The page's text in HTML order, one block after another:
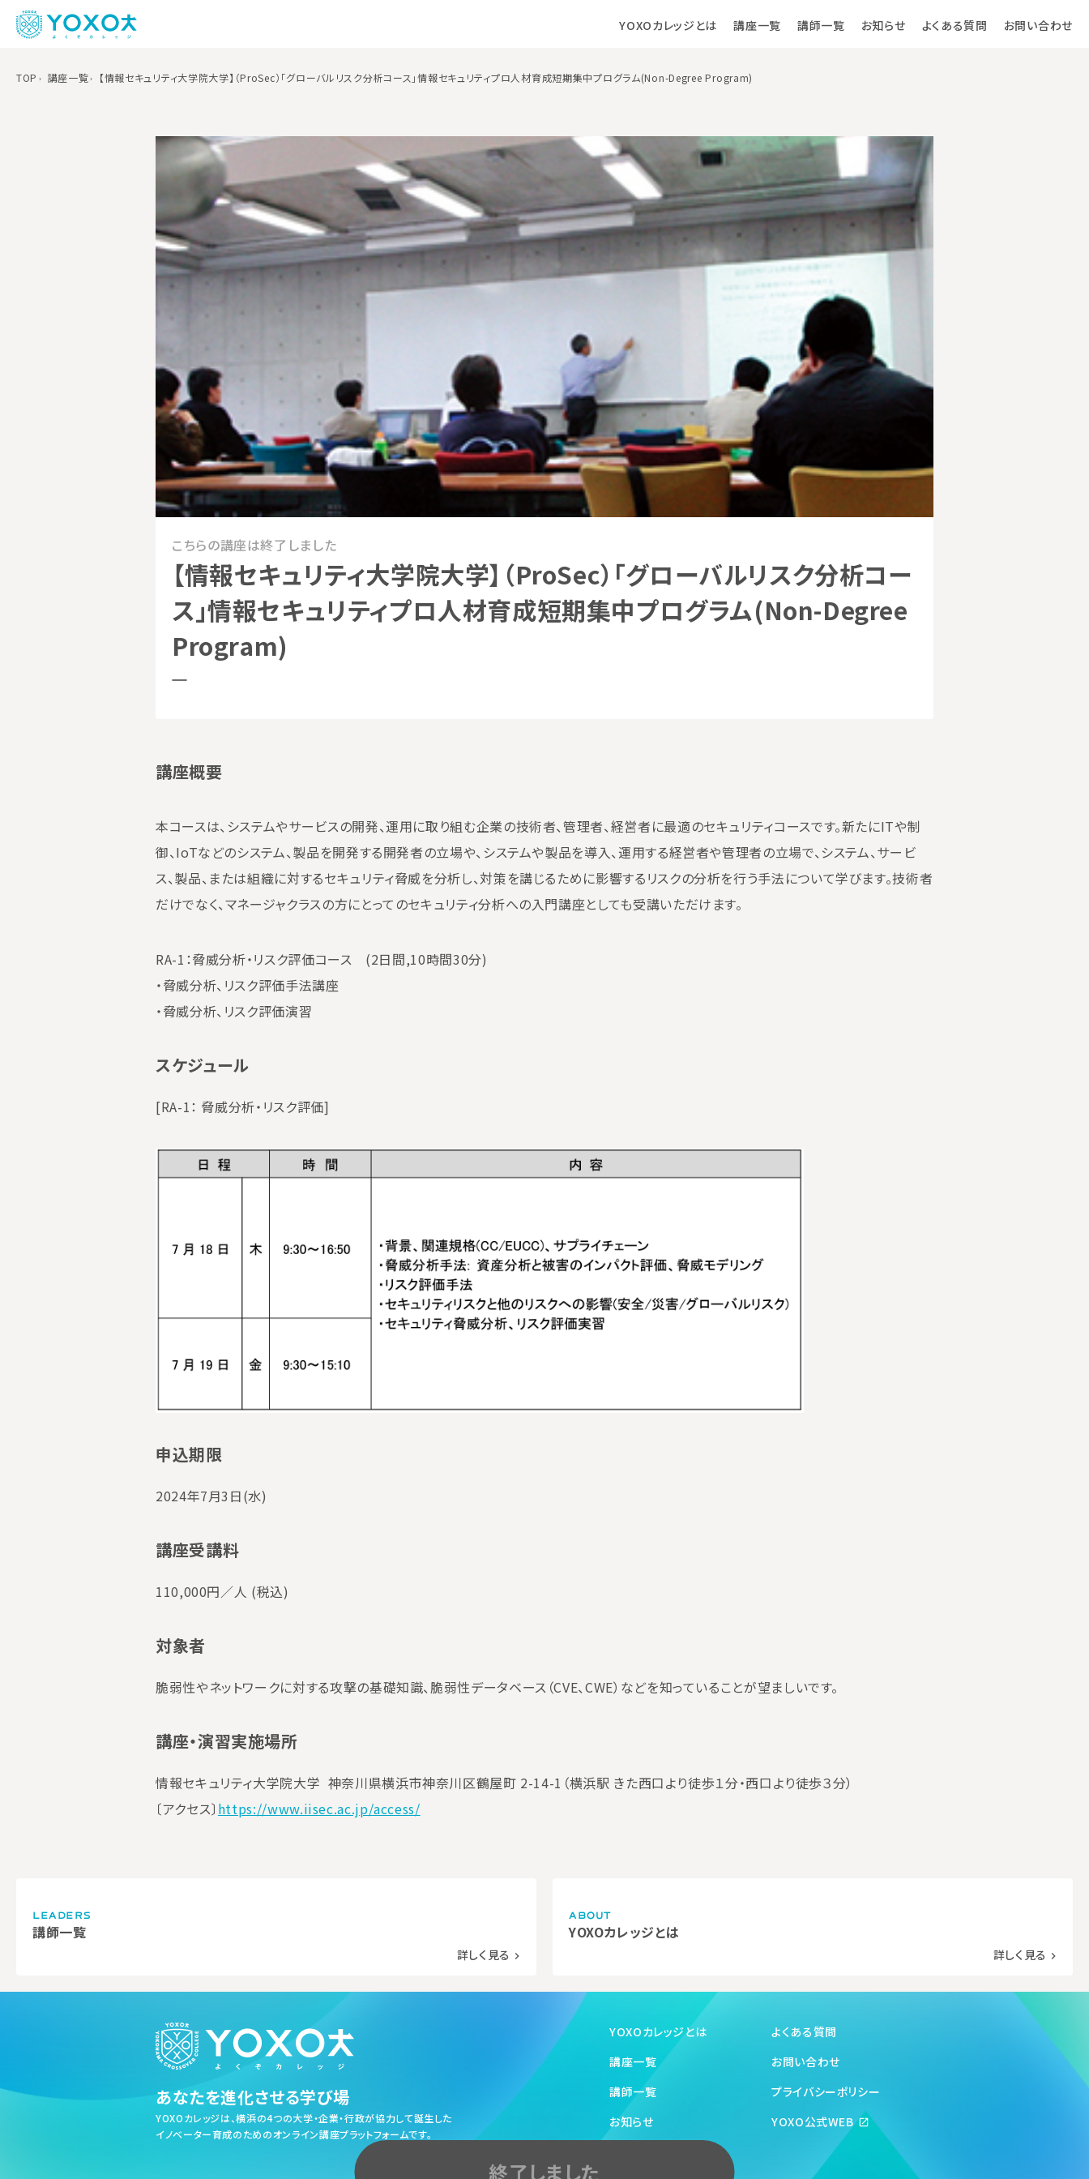
YOXOカレッジとは 講座一覧 講師一覧 お知らせ よくある質問 お問い合わせ
TOP 講座一覧 【情報セキュリティ大学院大学】（ProSec）「グローバルリスク分析コース」情報セキュリティプロ人材育成短期集中プログラム(Non-Degree Program)
こちらの講座は終了しました
【情報セキュリティ大学院大学】（ProSec）「グローバルリスク分析コー
ス」情報セキュリティプロ人材育成短期集中プログラム(Non-Degree
Program)
講座概要
本コースは、システムやサービスの開発、運用に取り組む企業の技術者、管理者、経営者に最適のセキュリティコースです。新たにITや制
御、IoTなどのシステム、製品を開発する開発者の立場や、システムや製品を導入、運用する経営者や管理者の立場で、システム、サービ
ス、製品、または組織に対するセキュリティ脅威を分析し、対策を講じるために影響するリスクの分析を行う手法について学びます。技術者
だけでなく、マネージャクラスの方にとってのセキュリティ分析への入門講座としても受講いただけます。
RA-1：脅威分析・リスク評価コース (2日間,10時間30分)
・脅威分析、リスク評価手法講座
・脅威分析、リスク評価演習
スケジュール
[RA-1： 脅威分析・リスク評価]
申込期限
2024年7月3日(水)
講座受講料
110,000円／人 (税込)
対象者
脆弱性やネットワークに対する攻撃の基礎知識、脆弱性データベース（CVE、CWE）などを知っていることが望ましいです。
講座・演習実施場所
情報セキュリティ大学院大学 神奈川県横浜市神奈川区鶴屋町 2-14-1（横浜駅 きた西口より徒歩１分・西口より徒歩３分）
〔アクセス〕 https://www.iisec.ac.jp/access/
終了しました
LEADERS
講師一覧
詳しく見る navigate_next
ABOUT
YOXOカレッジとは
詳しく見る navigate_next
あなたを進化させる学び場
YOXOカレッジは、横浜の4つの大学・企業・行政が協力して誕生した
イノベーター育成のためのオンライン講座プラットフォームです。
YOXOカレッジとは
講座一覧
講師一覧
お知らせ
よくある質問
お問い合わせ
プライバシーポリシー
YOXO公式WEB open_in_new